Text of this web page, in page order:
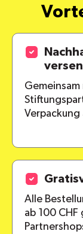
Alle
ab 100